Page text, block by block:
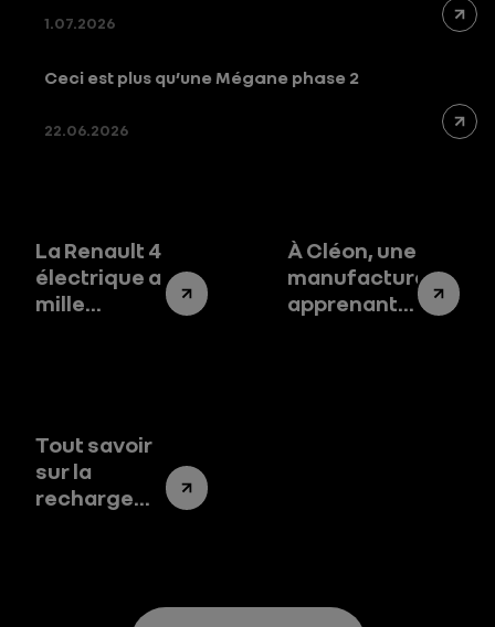
1.07.2026
Ceci est plus qu’une Mégane phase 2
22.06.2026
La Renault 4
électrique a
mille
À Cléon, une
manufacture
apprenante
Tout savoir
sur la
recharge